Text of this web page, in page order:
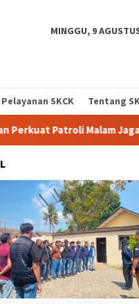
MINGGU, 9
Pelayanan SKCK Tentang
Jaga Kamtibmas Tetap